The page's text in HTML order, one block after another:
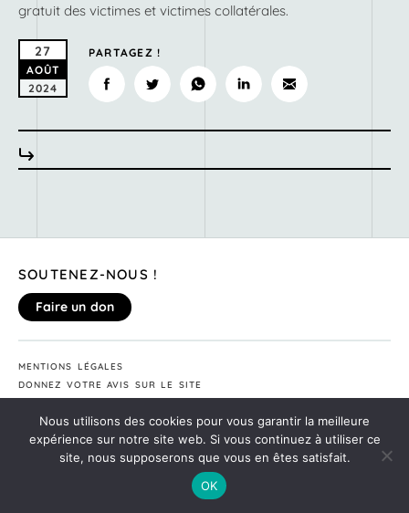
gratuit des victimes et victimes collatérales.
27
AOÛT
2024
PARTAGEZ !
SOUTENEZ-NOUS !
Faire un don
MENTIONS LÉGALES
DONNEZ VOTRE AVIS SUR LE SITE
Nous utilisons des cookies pour vous garantir la meilleure
expérience sur notre site web. Si vous continuez à utiliser ce
site, nous supposerons que vous en êtes satisfait.
OK